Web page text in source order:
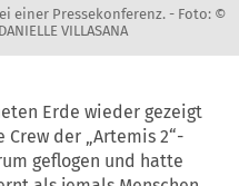
einer Pressekonferenz. - Foto: ©
VILLASANA
Erde wieder gezeigt
Crew der „Artemis 2“-
geflogen und hatte